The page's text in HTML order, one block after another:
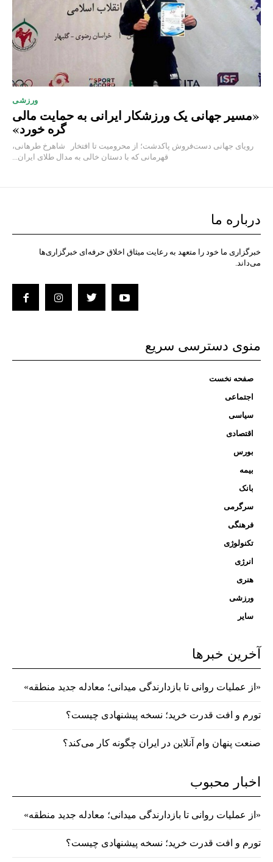
ورزشی
«مسیر جهانی یک ورزشکار ایرانی به حمایت مالی
گره خورد»
رویای جهانی دست‌فروش پاکدشت؛ از محرومیت تا افتخار شاهرخ طرهانی،
قهرمانی که با دستان خالی به مدال طلای ایران...
درباره ما
خبرگزاری ما خود را متعهد به رعایت میثاق اخلاق حرفه‌ای خبرگزاری‌ها
می‌داند.
منوی دسترسی سریع
صفحه نخست
اجتماعی
سیاسی
اقتصادی
بورس
بیمه
بانک
سرگرمی
فرهنگی
تکنولوژی
انرژی
هنری
ورزشی
سایر
آخرین خبرها
«از عملیات روانی تا بازدارندگی میدانی؛ معادله جدید منطقه»
تورم و افت قدرت خرید؛ نسخه پیشنهادی چیست؟
صنعت پنهان وام آنلاین در ایران چگونه کار می‌کند؟
اخبار محبوب
«از عملیات روانی تا بازدارندگی میدانی؛ معادله جدید منطقه»
تورم و افت قدرت خرید؛ نسخه پیشنهادی چیست؟